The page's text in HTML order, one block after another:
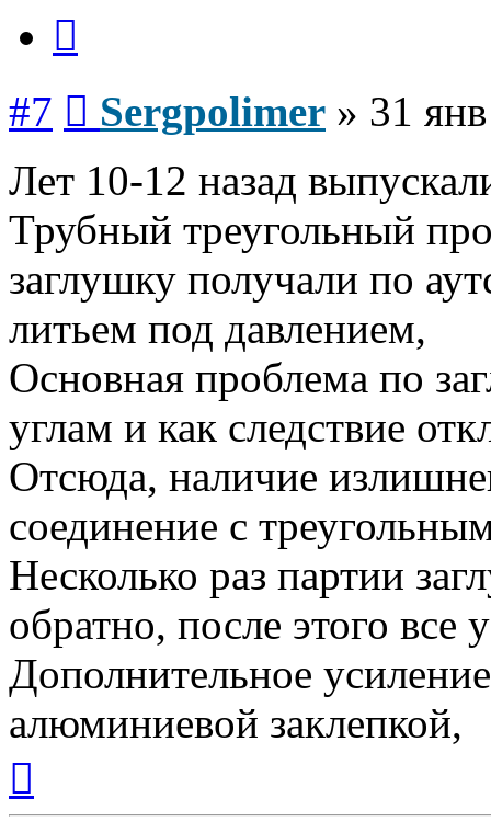
#7 Sergpolimer » 31
Лет 10-12 назад
Трубный треугольный
заглушку получали по
литьем под давлением,
Основная проблема по
углам и как следствие
Отсюда, наличие
соединение с
Несколько раз партии
обратно, после этого все
Дополнительное
алюминиевой заклепкой,
началу